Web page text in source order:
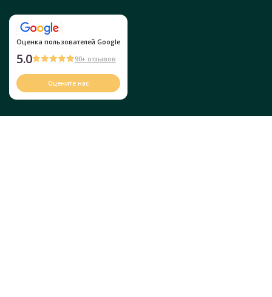
Оценка пользователей Google
5.0 90+ отзывов
Оцените нас